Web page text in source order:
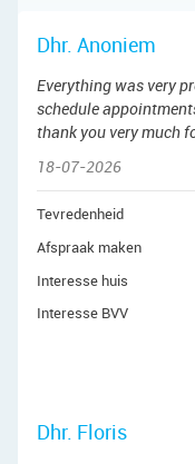
Dhr. Anoniem
Everything was very
schedule
thank you very much
18-07-2026
Tevredenheid
Afspraak maken
Interesse huis
Interesse BVV
Dhr. Floris